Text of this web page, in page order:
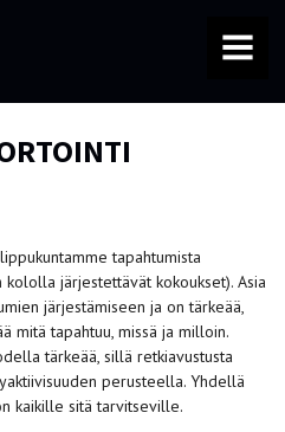
MENU
tapahtumista
järjestettävät kokoukset). Asia
järjestämiseen ja on tärkeää,
mitä tapahtuu, missä ja milloin.
tärkeää, sillä retkiavustusta
perusteella. Yhdellä
kaikille sitä tarvitseville.